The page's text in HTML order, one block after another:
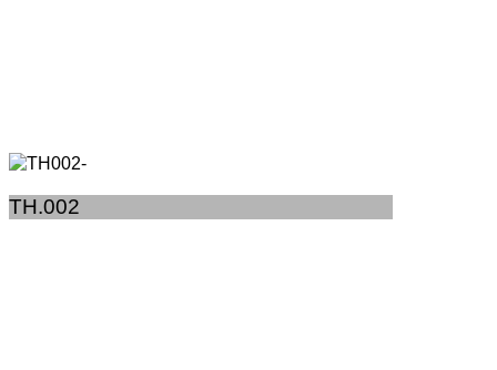
TH.002